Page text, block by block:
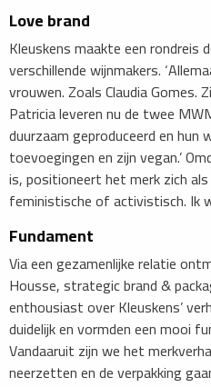
Love brand
Kleuskens maakte een
verschillende wijnmakers.
vrouwen. Zoals Claudia Gomes.
Patricia leveren nu de twee
duurzaam geproduceerd en hun
toevoegingen en zijn vegan.’
is, positioneert het merk zich als
feministische of activistisch. Ik
Fundament
Via een gezamenlijke relatie
Housse, strategic brand &
enthousiast over Kleuskens’
duidelijk en vormden een mooi
Vandaaruit zijn we het
neerzetten en de verpakking